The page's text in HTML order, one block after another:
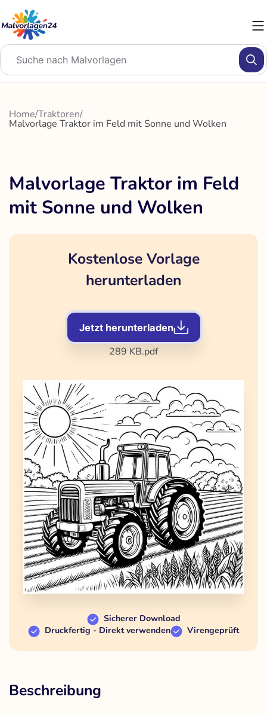
Inhalt
springen
Home/Traktoren/
Malvorlage Traktor im Feld mit Sonne und Wolken
Malvorlage Traktor im Feld
mit Sonne und Wolken
Kostenlose Vorlage
herunterladen
Jetzt herunterladen
289 KB.pdf
Sicherer Download
Druckfertig - Direkt verwenden
Virengeprüft
Beschreibung